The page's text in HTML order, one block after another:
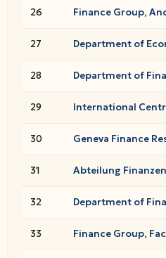
26 Finance Group,
27 Department of
28 Department of
29 International
30 Geneva Finance
31 Abteilung
32 Department of
33 Finance Group,